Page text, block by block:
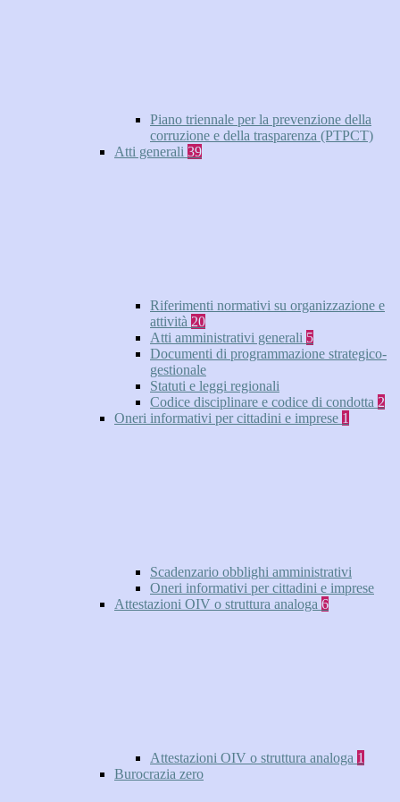
Piano triennale per la prevenzione della
corruzione e della trasparenza (PTPCT)
Atti generali 39
Riferimenti normativi su organizzazione e
attività 20
Atti amministrativi generali 5
Documenti di programmazione strategico-
gestionale
Statuti e leggi regionali
Codice disciplinare e codice di condotta 2
Oneri informativi per cittadini e imprese 1
Scadenzario obblighi amministrativi
Oneri informativi per cittadini e imprese
Attestazioni OIV o struttura analoga 6
Attestazioni OIV o struttura analoga 1
Burocrazia zero